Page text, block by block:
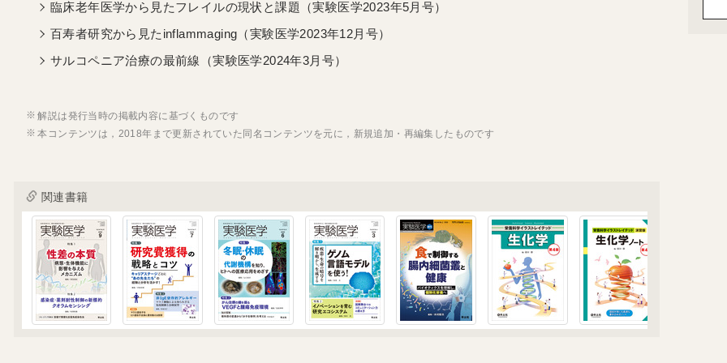
臨床老年医学から見たフレイルの現状と課題（実験医学2023年5月号）
百寿者研究から見たinflammaging（実験医学2023年12月号）
サルコペニア治療の最前線（実験医学2024年3月号）
解説は発行当時の掲載内容に基づくものです
本コンテンツは，2018年まで更新されていた同名コンテンツを元に，新規追加・再編集したものです
関連書籍